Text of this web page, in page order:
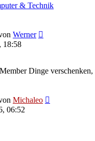
& Technik
Werner
18:58
Dinge
Michaleo
06:52